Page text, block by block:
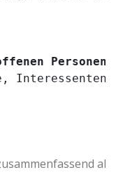
Personen
als